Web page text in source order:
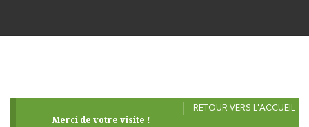
RETOUR VERS L'ACCUEIL
Merci de votre visite !